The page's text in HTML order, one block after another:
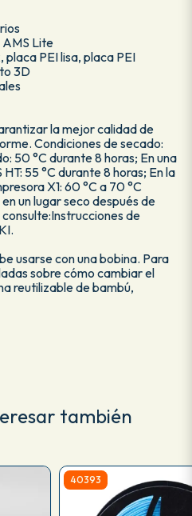
AMS Lite
PEI lisa, placa PEI
3D
la mejor calidad de
Condiciones de secado:
50 °C durante 8 horas; En una
55 °C durante 8 horas; En la
X1: 60 °C a 70 °C
un lugar seco después de
de
usarse con una bobina. Para
sobre cómo cambiar el
reutilizable de bambú,
también
40393